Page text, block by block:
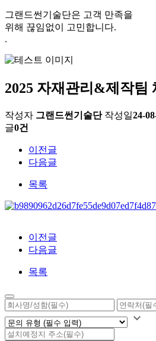
그랜드썬기술단은 고객 만족을
위해 끊임없이 고민합니다.
.
2025 자재관리&제작팀
작성자 그랜드썬기술단 작성일24-
글0건
이전글
다음글
목록
이전글
다음글
목록